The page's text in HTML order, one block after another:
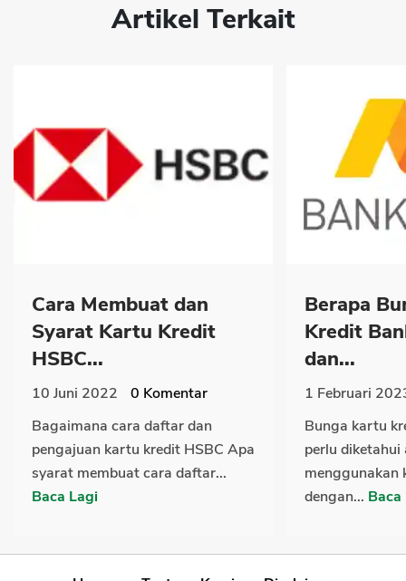
Artikel Terkait
Cara Membuat dan
Syarat Kartu Kredit
HSBC...
10 Juni 2022 0 Komentar
Bagaimana cara daftar dan
pengajuan kartu kredit HSBC Apa
syarat membuat cara daftar...
Baca Lagi
Berapa
Kredit
dan...
1 Februari
Bunga kartu
perlu diketahui
menggunakan
dengan...